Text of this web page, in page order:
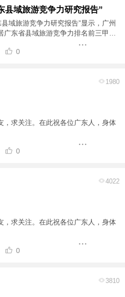
县域旅游竞争力研究报告”
旅游竞争力研究报告”显示，广州
东省县域旅游竞争力排名前三甲。
城、惠州龙门、肇庆德庆、江门台
清新、江 ...
0
1980
，求关注。在此祝各位广东人，身体
0
4022
，求关注。在此祝各位广东人，身体
0
3810